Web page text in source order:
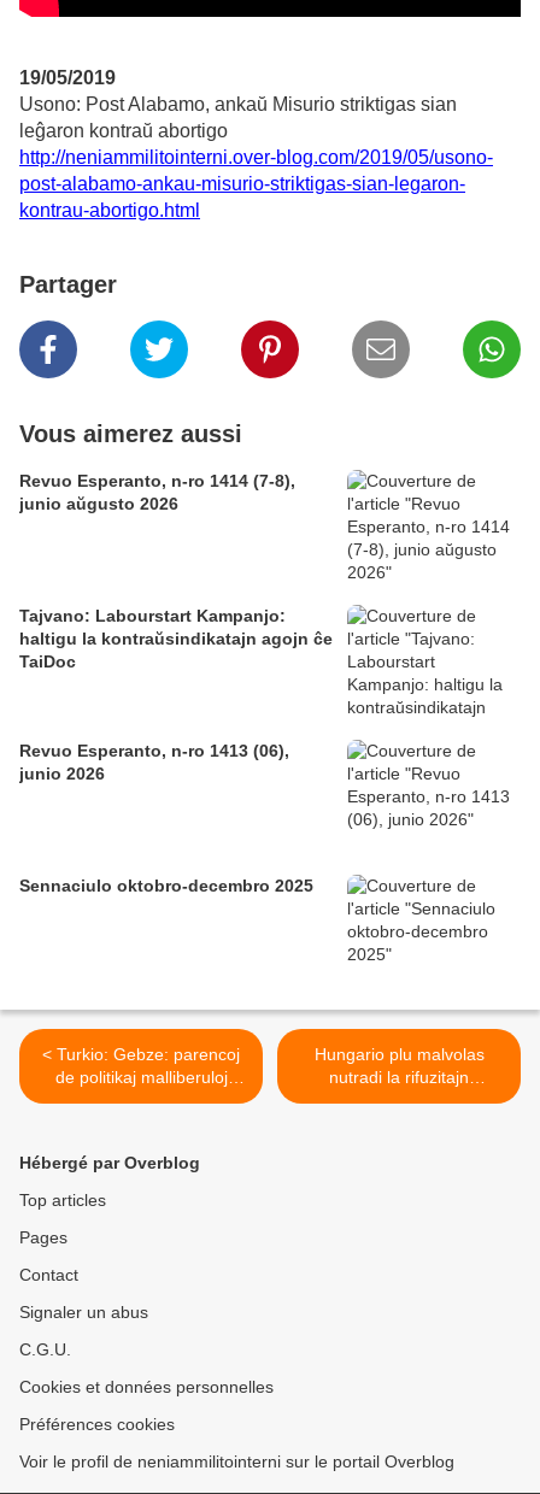
19/05/2019
Usono: Post Alabamo, ankaŭ Misurio striktigas sian
leĝaron kontraŭ abortigo
http://neniammilitointerni.over-blog.com/2019/05/usono-
post-alabamo-ankau-misurio-striktigas-sian-legaron-
kontrau-abortigo.html
Partager
Vous aimerez aussi
Revuo Esperanto, n-ro 1414 (7-8),
junio aŭgusto 2026
Tajvano: Labourstart Kampanjo:
haltigu la kontraŭsindikatajn agojn ĉe
TaiDoc
Revuo Esperanto, n-ro 1413 (06),
junio 2026
Sennaciulo oktobro-decembro 2025
< Turkio: Gebze: parencoj
de politikaj malliberuloj
atakitaj kaj vunditaj de la
Hungario plu malvolas
nutradi la rifuzitajn
azilpetantojn >
Hébergé par Overblog
Top articles
Pages
Contact
Signaler un abus
C.G.U.
Cookies et données personnelles
Préférences cookies
Voir le profil de neniammilitointerni sur le portail Overblog